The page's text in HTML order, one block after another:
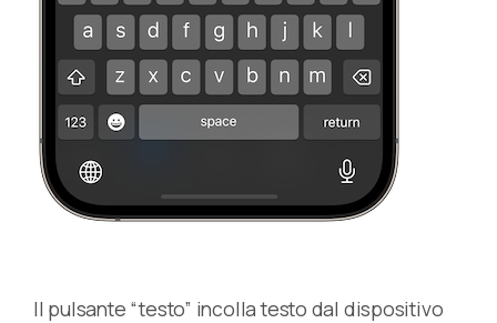
Il pulsante “testo” incolla testo dal dispositivo